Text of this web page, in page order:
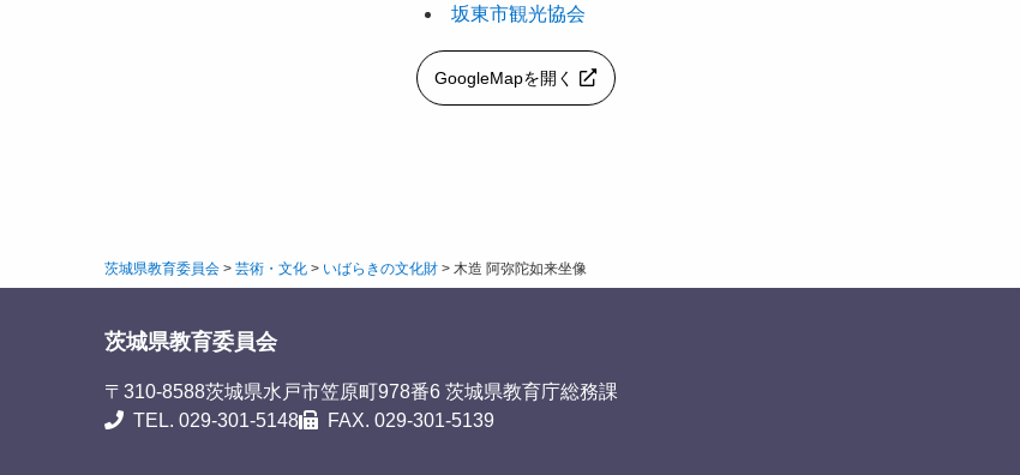
坂東市観光協会
GoogleMapを開く
茨城県教育委員会 > 芸術・文化 > いばらきの文化財 > 木造 阿弥陀如来坐像
茨城県教育委員会
〒310-8588茨城県水戸市笠原町978番6 茨城県教育庁総務課
TEL. 029-301-5148
FAX. 029-301-5139